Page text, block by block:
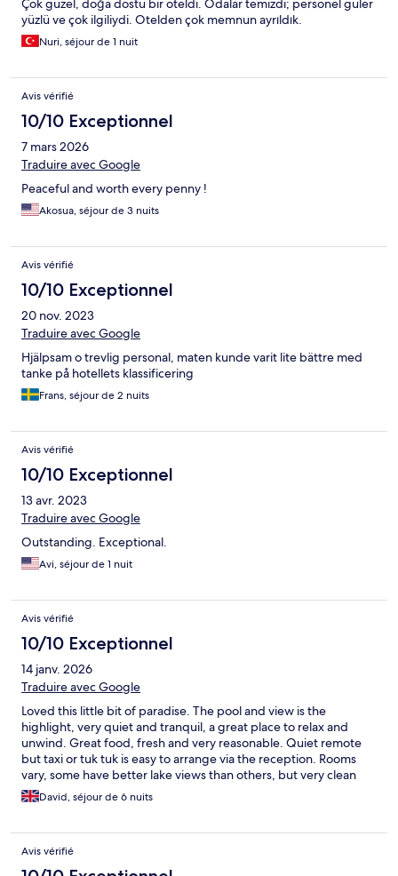
Çok güzel, doğa dostu bir oteldi. Odalar temizdi; personel güler
yüzlü ve çok ilgiliydi. Otelden çok memnun ayrıldık.
Nuri, séjour de 1 nuit
Avis vérifié
10/10 Exceptionnel
7 mars 2026
Traduire avec Google
Peaceful and worth every penny !
Akosua, séjour de 3 nuits
Avis vérifié
10/10 Exceptionnel
20 nov. 2023
Traduire avec Google
Hjälpsam o trevlig personal, maten kunde varit lite bättre med
tanke på hotellets klassificering
Frans, séjour de 2 nuits
Avis vérifié
10/10 Exceptionnel
13 avr. 2023
Traduire avec Google
Outstanding. Exceptional.
Avi, séjour de 1 nuit
Avis vérifié
10/10 Exceptionnel
14 janv. 2026
Traduire avec Google
Loved this little bit of paradise. The pool and view is the
highlight, very quiet and tranquil, a great place to relax and
unwind. Great food, fresh and very reasonable. Quiet remote
but taxi or tuk tuk is easy to arrange via the reception. Rooms
vary, some have better lake views than others, but very clean
and well arranged and a good size. Only negative is that there is
no mini-bar so no easy to keep you water and drinks called,
more than families. Staff are lovely and super helpful. Highly
recommend.
David, séjour de 6 nuits
Avis vérifié